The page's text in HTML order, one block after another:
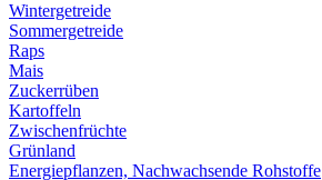
Wintergetreide
Sommergetreide
Raps
Mais
Zuckerrüben
Kartoffeln
Zwischenfrüchte
Grünland
Energiepflanzen, Nachwachsende Rohstoffe